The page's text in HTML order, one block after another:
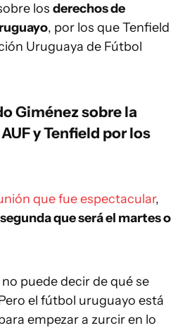
los derechos de
, por los que Tenfield
Uruguaya de Fútbol
Giménez sobre la
y Tenfield por los
que fue espectacular,
que será el martes o
puede decir de qué se
el fútbol uruguayo está
empezar a zurcir en lo